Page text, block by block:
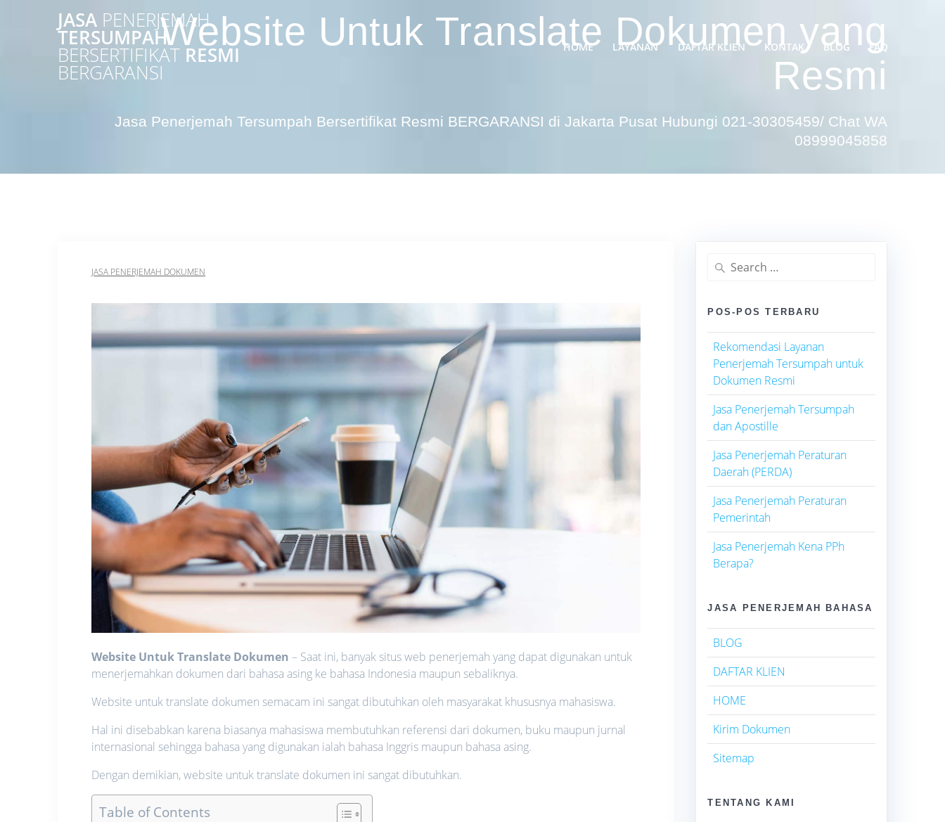
JASA PENERJEMAH
TERSUMPAH
BERSERTIFIKAT RESMI
BERGARANSI
HOME LAYANAN DAFTAR KLIEN KONTAK BLOG FAQ
Website Untuk Translate Dokumen yang
Resmi
Jasa Penerjemah Tersumpah Bersertifikat Resmi BERGARANSI di Jakarta Pusat Hubungi 021-30305459/ Chat WA
08999045858
JASA PENERJEMAH DOKUMEN
Website Untuk Translate Dokumen – Saat ini, banyak situs web penerjemah yang dapat digunakan untuk
menerjemahkan dokumen dari bahasa asing ke bahasa Indonesia maupun sebaliknya.
Website untuk translate dokumen semacam ini sangat dibutuhkan oleh masyarakat khususnya mahasiswa.
Hal ini disebabkan karena biasanya mahasiswa membutuhkan referensi dari dokumen, buku maupun jurnal
internasional sehingga bahasa yang digunakan ialah bahasa Inggris maupun bahasa asing.
Dengan demikian, website untuk translate dokumen ini sangat dibutuhkan.
Table of Contents
Search
for:
POS-POS TERBARU
Rekomendasi Layanan
Penerjemah Tersumpah untuk
Dokumen Resmi
Jasa Penerjemah Tersumpah
dan Apostille
Jasa Penerjemah Peraturan
Daerah (PERDA)
Jasa Penerjemah Peraturan
Pemerintah
Jasa Penerjemah Kena PPh
Berapa?
JASA PENERJEMAH BAHASA
BLOG
DAFTAR KLIEN
HOME
Kirim Dokumen
Sitemap
TENTANG KAMI